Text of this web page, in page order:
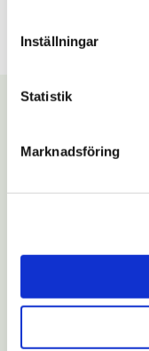
Inställningar
Statistik
Marknadsföring
Zoosajten
Landsvägen 1252
Lagerbutik öppen